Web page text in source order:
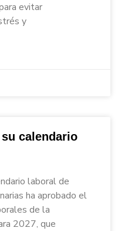
evitar
y
calendario
laboral de
ha aprobado el
de la
2027, que